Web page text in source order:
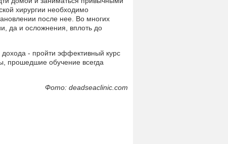
хирургии необходимо
после нее. Во многих
да и осложнения, вплоть до
- пройти эффективный курс
прошедшие обучение всегда
Фото: deadseaclinic.com